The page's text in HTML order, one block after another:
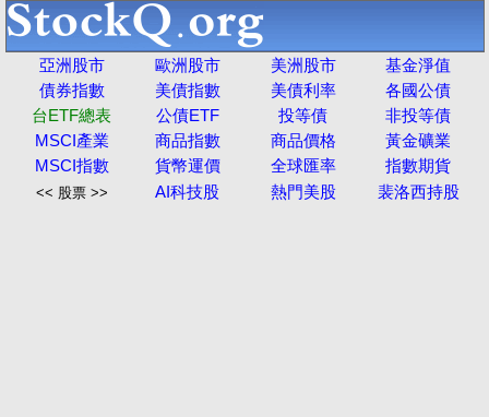
亞洲股市 歐洲股市 美洲股市
基金淨值
債券指數
美債指數 美債利率
各國公債
台ETF總表
公債ETF 投等債
非投等債
MSCI產業
商品指數 商品價格
黃金礦業
MSCI指數
貨幣運價 全球匯率 指數期貨
<< 股票 >> AI科技股 熱門美股 裴洛西持股